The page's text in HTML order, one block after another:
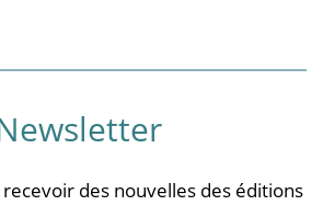
des nouvelles des éditions